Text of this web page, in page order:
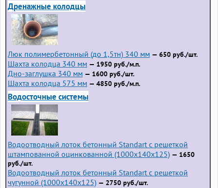
Дренажные колодцы
Люк полимербетонный (до 1,5тн) 340 мм — 650 руб./шт.
Шахта колодца 340 мм — 1950 руб./м.п.
Дно-заглушка 340 мм — 1600 руб./шт.
Шахта колодца 575 мм — 4850 руб./м.п.
Водосточные системы
Водоотводный лоток бетонный Standart с решеткой
штампованной оцинкованной (1000x140x125) — 1650
руб./шт.
Водоотводный лоток бетонный Standart с решеткой
чугунной (1000x140x125) — 2750 руб./шт.